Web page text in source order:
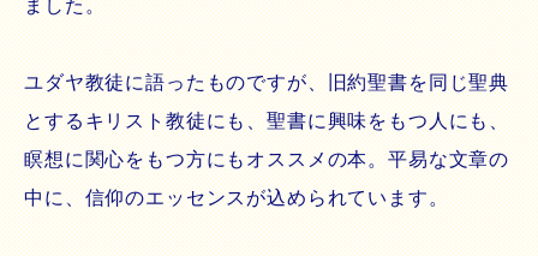
ました。
ユダヤ教徒に語ったものですが、旧約聖書を同じ聖典
とするキリスト教徒にも、聖書に興味をもつ人にも、
瞑想に関心をもつ方にもオススメの本。平易な文章の
中に、信仰のエッセンスが込められています。